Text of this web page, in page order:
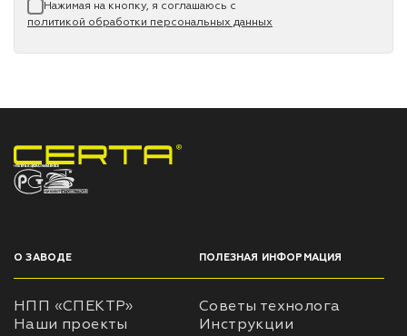
Нажимая на кнопку, я соглашаюсь с
политикой обработки персональных данных
НПП «СПЕКТР» ЗАВОД ЛАКОКРАСОЧНЫХ МАТЕРИАЛОВ
О ЗАВОДЕ
НПП «СПЕКТР»
Наши проекты
ПОЛЕЗНАЯ ИНФОРМАЦИЯ
Советы технолога
Инструкции